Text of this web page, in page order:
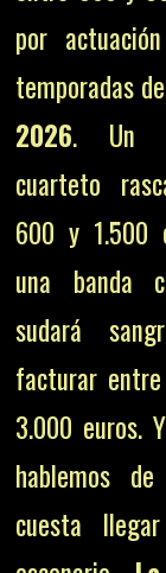
por
temporadas de
2026. Un
cuarteto
600 y 1.500
una banda
sudará
facturar
3.000 euros.
hablemos
cuesta